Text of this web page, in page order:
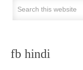
fb hindi